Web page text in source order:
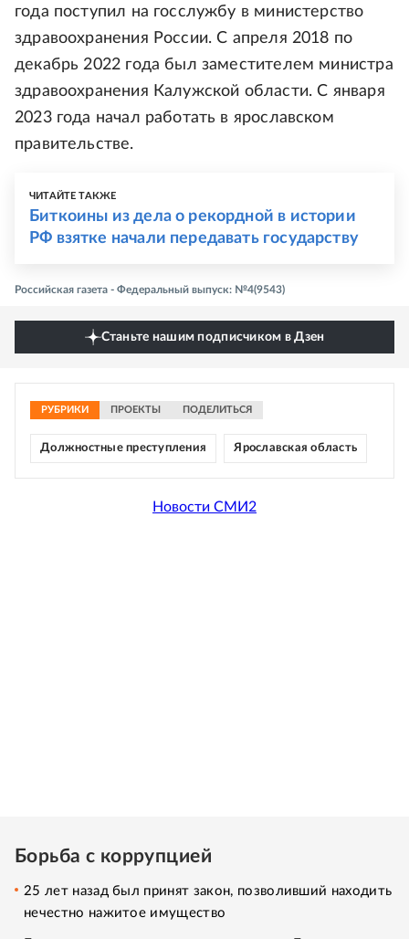
года поступил на госслужбу в министерство
здравоохранения России. С апреля 2018 по
декабрь 2022 года был заместителем министра
здравоохранения Калужской области. С января
2023 года начал работать в ярославском
правительстве.
ЧИТАЙТЕ ТАКЖЕ
Биткоины из дела о рекордной в истории
РФ взятке начали передавать государству
Российская газета - Федеральный выпуск: №4(9543)
Станьте нашим подписчиком в Дзен
РУБРИКИ ПРОЕКТЫ ПОДЕЛИТЬСЯ
Должностные преступления Ярославская область
Новости СМИ2
Борьба с коррупцией
25 лет назад был принят закон, позволивший находить
нечестно нажитое имущество